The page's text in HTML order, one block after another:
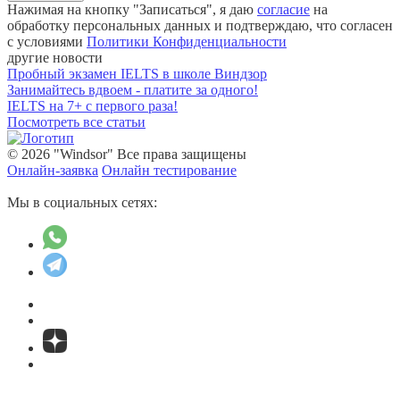
Нажимая на кнопку "Записаться", я даю согласие на
обработку персональных данных и подтверждаю, что согласен
с условиями Политики Конфиденциальности
другие новости
Пробный экзамен IELTS в школе Виндзор
Занимайтесь вдвоем - платите за одного!
IELTS на 7+ с первого раза!
Посмотреть все статьи
© 2026 "Windsor" Все права защищены
Онлайн-заявка Онлайн тестирование
Мы в социальных сетях: